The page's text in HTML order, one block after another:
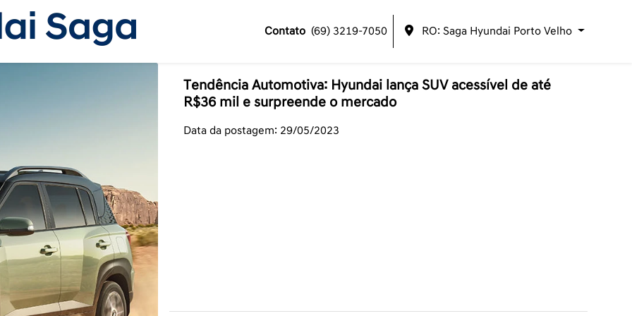
Contato (69) 3219-7050 RO: Saga Hyundai Porto Velho
Tendência Automotiva: Hyundai lança SUV acessível de até
R$36 mil e surpreende o mercado
Data da postagem: 29/05/2023